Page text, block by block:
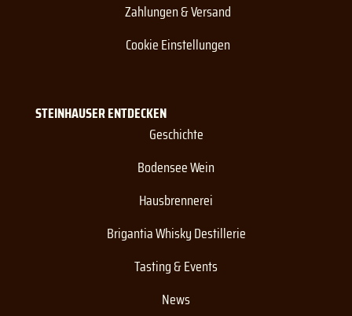
STEINHAUSER ENTDECKEN
Geschichte
Bodensee Wein
Hausbrennerei
Brigantia Whisky Destillerie
Tasting & Events
News
Zahlungen & Versand
Cookie Einstellungen